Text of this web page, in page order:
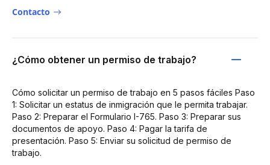
Contacto
¿Cómo obtener un permiso de trabajo?
Cómo solicitar un permiso de trabajo en 5 pasos fáciles Paso
1: Solicitar un estatus de inmigración que le permita trabajar.
Paso 2: Preparar el Formulario I-765. Paso 3: Preparar sus
documentos de apoyo. Paso 4: Pagar la tarifa de
presentación. Paso 5: Enviar su solicitud de permiso de
trabajo.